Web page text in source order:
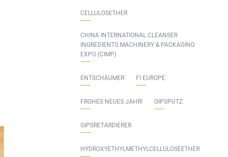
CELLULOSETHER
CHINA INTERNATIONAL CLEANSER
INGREDIENTS MACHINERY & PACKAGING
EXPO (CIMP)
ENTSCHÄUMER FI EUROPE
FROHES NEUES JAHR! GIPSPUTZ
GIPSRETARDIERER
HYDROXYETHYLMETHYLCELLULOSEETHER